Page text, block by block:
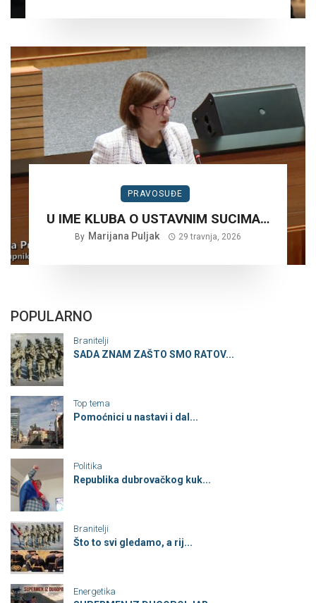
PRAVOSUĐE
U IME KLUBA O USTAVNIM SUCIMA…
By Marijana Puljak 29 travnja, 2026
POPULARNO
Branitelji
SADA ZNAM ZAŠTO SMO RATOV...
Top tema
Pomoćnici u nastavi i dal...
Politika
Republika dubrovačkog kuk...
Branitelji
Što to svi gledamo, a rij...
Energetika